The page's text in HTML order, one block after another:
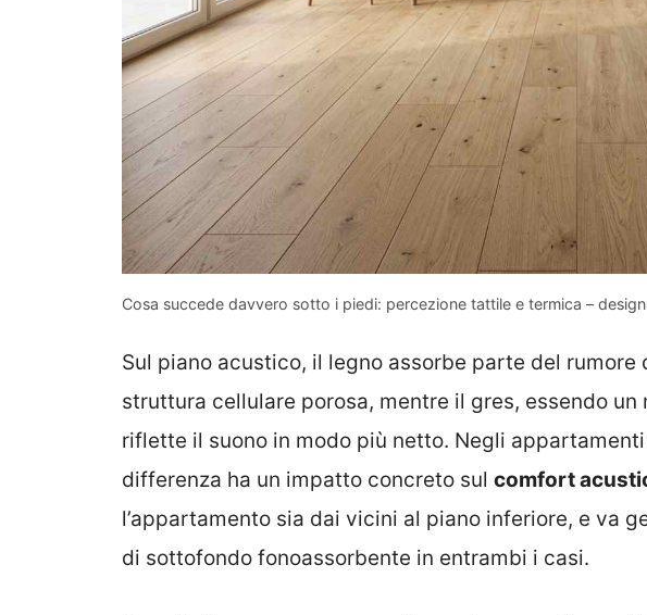
Cosa succede davvero sotto i piedi: percezione tattile e termica –
Sul piano acustico, il legno assorbe parte del rumore
struttura cellulare porosa, mentre il gres, essendo un
riflette il suono in modo più netto. Negli
differenza ha un impatto concreto sul comfort
l’appartamento sia dai vicini al piano inferiore, e va
di sottofondo fonoassorbente in entrambi i casi.